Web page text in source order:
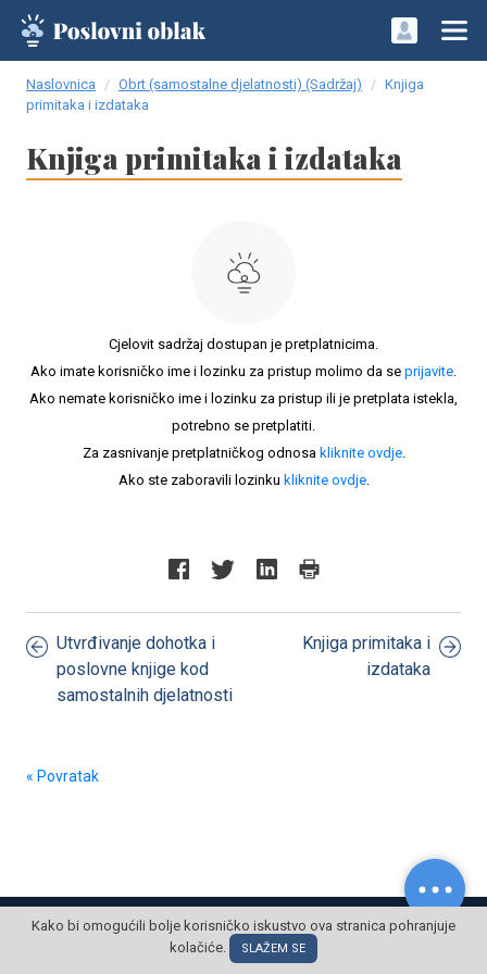
Naslovnica Obrt (samostalne djelatnosti) (Sadržaj)
Knjiga
primitaka i izdataka
Knjiga primitaka i izdataka
Cjelovit sadržaj dostupan je pretplatnicima.
Ako imate korisničko ime i lozinku za pristup molimo da se prijavite.
Ako nemate korisničko ime i lozinku za pristup ili je pretplata istekla,
potrebno se pretplatiti.
Za zasnivanje pretplatničkog odnosa kliknite ovdje.
Ako ste zaboravili lozinku kliknite ovdje.
Utvrđivanje dohotka i
poslovne knjige kod
samostalnih djelatnosti
Knjiga primitaka i
izdataka
« Povratak
© POSLOVNI OBLAK Sva prava pridržana
Kako bi omogućili bolje korisničko iskustvo ova stranica pohranjuje
kolačiće.
SLAŽEM SE